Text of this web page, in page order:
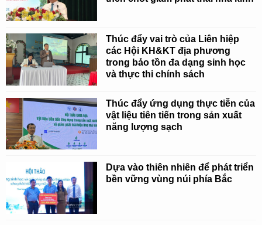
Thúc đẩy vai trò của Liên hiệp
các Hội KH&KT địa phương
trong bảo tồn đa dạng sinh học
và thực thi chính sách
Thúc đẩy ứng dụng thực tiễn của
vật liệu tiên tiến trong sản xuất
năng lượng sạch
Dựa vào thiên nhiên để phát triển
bền vững vùng núi phía Bắc